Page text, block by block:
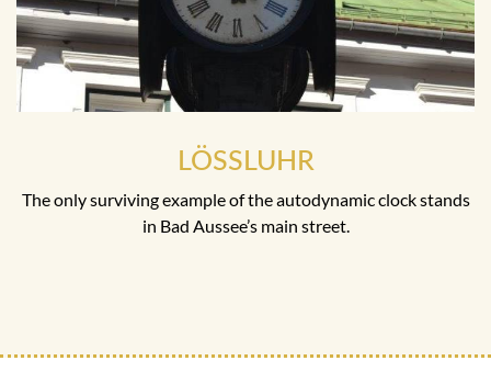
LÖSSLUHR
The only surviving example of the autodynamic clock stands
in Bad Aussee’s main street.